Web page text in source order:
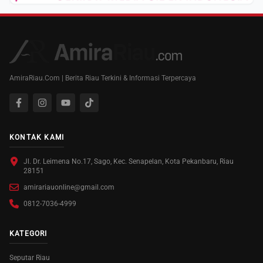
AmiraRiau.Com | Berita Riau Terkini & Informasi Terpercaya
KONTAK KAMI
Jl. Dr. Leimena No.17, Sago, Kec. Senapelan, Kota Pekanbaru, Riau
28151
amirariauonline@gmail.com
0812-7036-4999
KATEGORI
Seputar Riau